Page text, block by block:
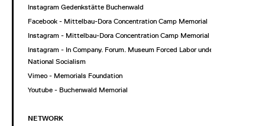
Instagram Gedenkstätte Buchenwald
Facebook - Mittelbau-Dora Concentration Camp Memorial
Instagram - Mittelbau-Dora Concentration Camp Memorial
Instagram - In Company. Forum. Museum Forced Labor under
National Socialism
Vimeo - Memorials Foundation
Youtube - Buchenwald Memorial
NETWORK